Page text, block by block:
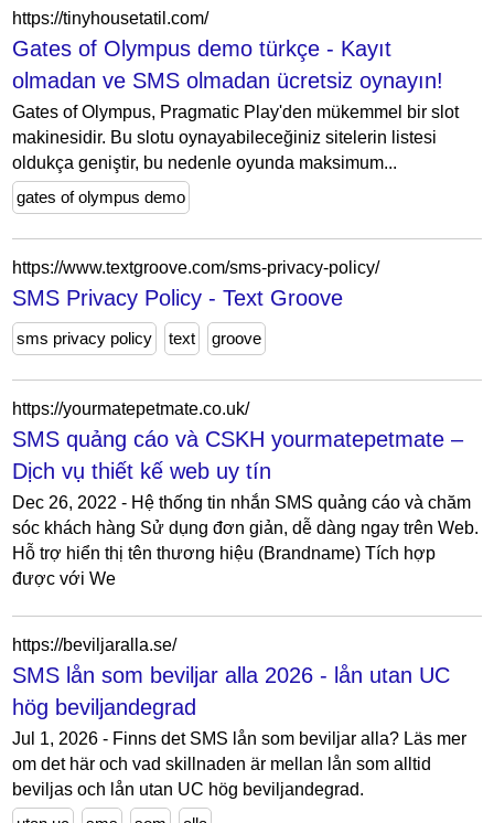
https://tinyhousetatil.com/
Gates of Olympus demo türkçe - Kayıt
olmadan ve SMS olmadan ücretsiz oynayın!
Gates of Olympus, Pragmatic Play'den mükemmel bir slot
makinesidir. Bu slotu oynayabileceğiniz sitelerin listesi
oldukça geniştir, bu nedenle oyunda maksimum...
gates of olympus demo
https://www.textgroove.com/sms-privacy-policy/
SMS Privacy Policy - Text Groove
sms privacy policy text groove
https://yourmatepetmate.co.uk/
SMS quảng cáo và CSKH yourmatepetmate –
Dịch vụ thiết kế web uy tín
Dec 26, 2022 - Hệ thống tin nhắn SMS quảng cáo và chăm
sóc khách hàng Sử dụng đơn giản, dễ dàng ngay trên Web.
Hỗ trợ hiển thị tên thương hiệu (Brandname) Tích hợp
được với We
https://beviljaralla.se/
SMS lån som beviljar alla 2026 - lån utan UC
hög beviljandegrad
Jul 1, 2026 - Finns det SMS lån som beviljar alla? Läs mer
om det här och vad skillnaden är mellan lån som alltid
beviljas och lån utan UC hög beviljandegrad.